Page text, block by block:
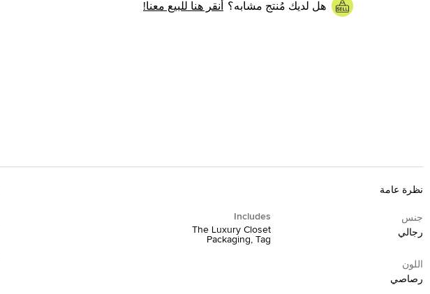
هل لديك مُنتج مشابه؟ أنقر هنا للبيع معنا!
نظرة عامة
جنس
رجالي
Includes
The Luxury Closet
Packaging, Tag
اللون
رصاصي